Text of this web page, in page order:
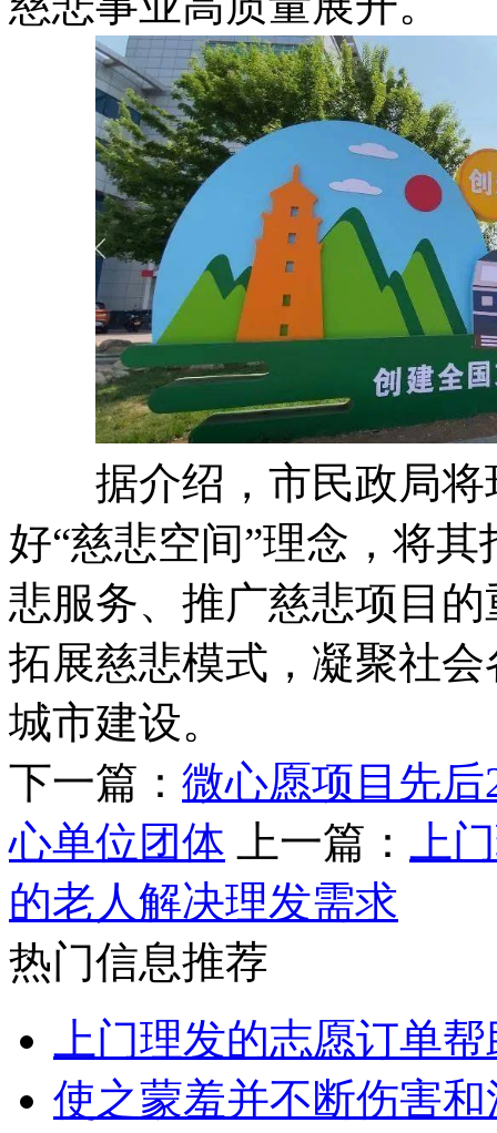
据介绍，市民政局将环绕
好“慈悲空间”理念，将
悲服务、推广慈悲项目的
拓展慈悲模式，凝聚社
城市建设。
下一篇： 微心愿项目先后
心单位团体
上一篇：
上
的老人解决理发需求
热门信息推荐
上门理发的志愿订单
使之蒙羞并不断伤害